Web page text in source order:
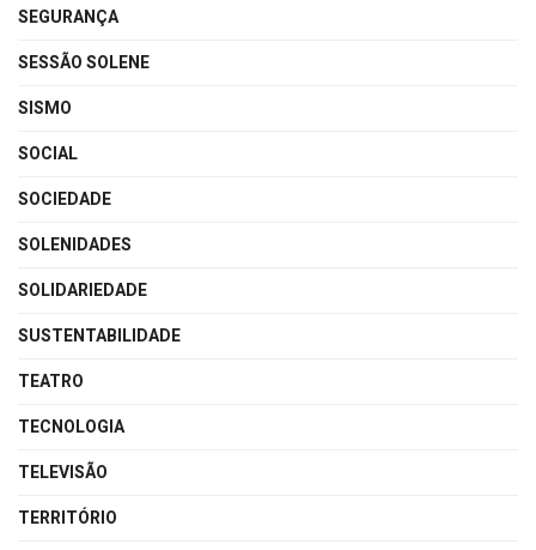
SEGURANÇA
SESSÃO SOLENE
SISMO
SOCIAL
SOCIEDADE
SOLENIDADES
SOLIDARIEDADE
SUSTENTABILIDADE
TEATRO
TECNOLOGIA
TELEVISÃO
TERRITÓRIO